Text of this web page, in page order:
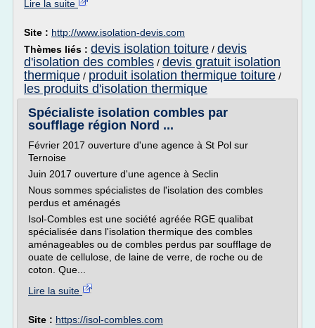
Lire la suite
Site : http://www.isolation-devis.com
Thèmes liés : devis isolation toiture / devis
d'isolation des combles / devis gratuit isolation
thermique / produit isolation thermique toiture /
les produits d'isolation thermique
Spécialiste isolation combles par
soufflage région Nord ...
Février 2017 ouverture d'une agence à St Pol sur
Ternoise
Juin 2017 ouverture d'une agence à Seclin
Nous sommes spécialistes de l'isolation des combles
perdus et aménagés
Isol-Combles est une société agréée RGE qualibat
spécialisée dans l'isolation thermique des combles
aménageables ou de combles perdus par soufflage de
ouate de cellulose, de laine de verre, de roche ou de
coton. Que...
Lire la suite
Site : https://isol-combles.com